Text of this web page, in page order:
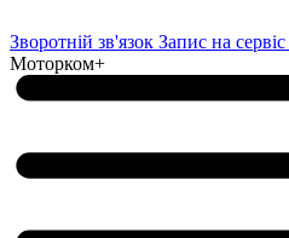
Зворотній зв'язок Запис на сервіс
Моторком+